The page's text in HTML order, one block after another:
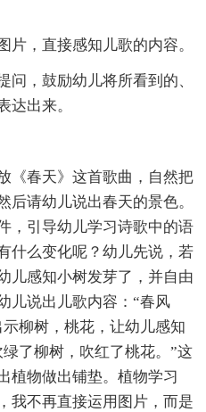
片，直接感知儿歌的内容。
问，鼓励幼儿将所看到的、
达出来。
《春天》这首歌曲，自然把
后请幼儿说出春天的景色。
，引导幼儿学习诗歌中的语
什么变化呢？幼儿先说，若
儿感知小树发芽了，并自由
儿说出儿歌内容：“春风
柳树，桃花，让幼儿感知
了柳树，吹红了桃花。”这
植物做出铺垫。植物学习
我不再直接运用图片，而是